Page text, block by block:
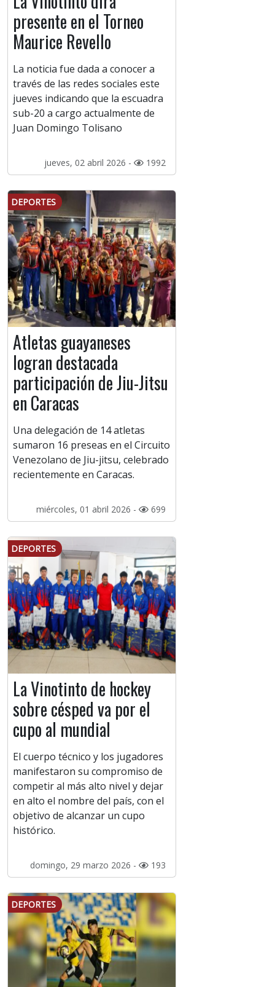
presente en el Torneo
Maurice Revello
La noticia fue dada a conocer a
través de las redes sociales este
jueves indicando que la escuadra
sub-20 a cargo actualmente de
Juan Domingo Tolisano
jueves, 02 abril 2026 - 1992
DEPORTES
Atletas guayaneses
logran destacada
participación de Jiu-Jitsu
en Caracas
Una delegación de 14 atletas
sumaron 16 preseas en el Circuito
Venezolano de Jiu-jitsu, celebrado
recientemente en Caracas.
miércoles, 01 abril 2026 - 699
DEPORTES
La Vinotinto de hockey
sobre césped va por el
cupo al mundial
El cuerpo técnico y los jugadores
manifestaron su compromiso de
competir al más alto nivel y dejar
en alto el nombre del país, con el
objetivo de alcanzar un cupo
histórico.
domingo, 29 marzo 2026 - 193
DEPORTES